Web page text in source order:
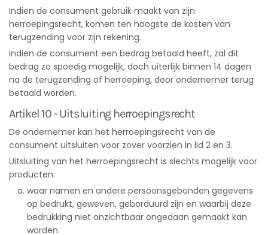
Indien de consument gebruik maakt van zijn
herroepingsrecht, komen ten hoogste de kosten van
terugzending voor zijn rekening.
Indien de consument een bedrag betaald heeft, zal dit
bedrag zo spoedig mogelijk, doch uiterlijk binnen 14 dagen
na de terugzending of herroeping, door ondernemer terug
betaald worden.
Artikel 10 - Uitsluiting herroepingsrecht
De ondernemer kan het herroepingsrecht van de
consument uitsluiten voor zover voorzien in lid 2 en 3.
Uitsluiting van het herroepingsrecht is slechts mogelijk voor
producten:
waar namen en andere persoonsgebonden gegevens
op bedrukt, geweven, geborduurd zijn en waarbij deze
bedrukking niet onzichtbaar ongedaan gemaakt kan
worden.